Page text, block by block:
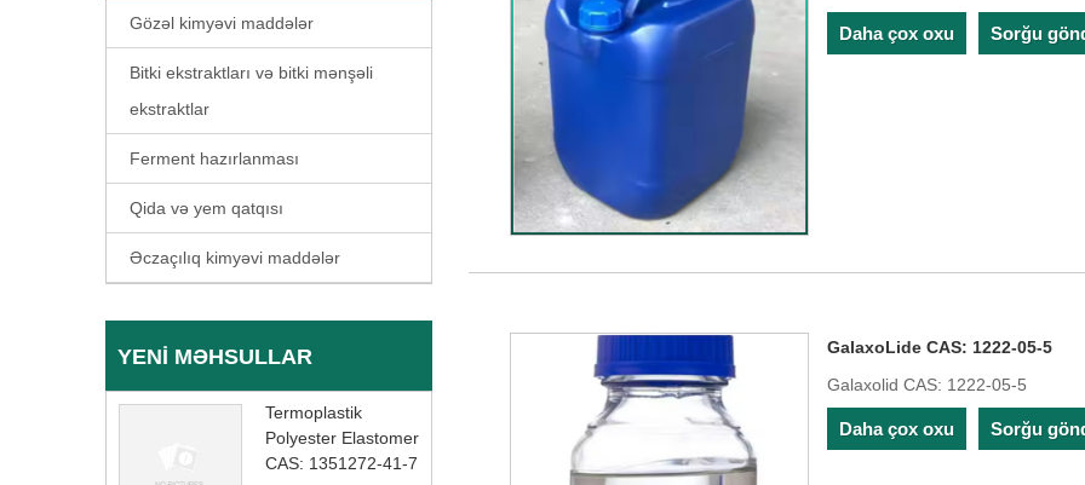
Gözəl kimyəvi maddələr
Bitki ekstraktları və bitki mənşəli
ekstraktlar
Ferment hazırlanması
Qida və yem qatqısı
Əczaçılıq kimyəvi maddələr
YENI MƏHSULLAR
Termoplastik
Polyester Elastomer
CAS: 1351272-41-7
Daha çox oxu Sorğu
GalaxoLide CAS: 1222-05-5
Galaxolid CAS: 1222-05-5
Daha çox oxu Sorğu